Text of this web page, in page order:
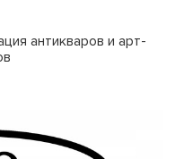
антикваров и арт-